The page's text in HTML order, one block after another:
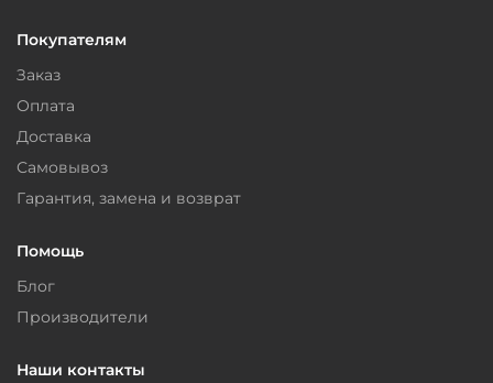
Покупателям
Заказ
Оплата
Доставка
Самовывоз
Гарантия, замена и возврат
Помощь
Блог
Производители
Наши контакты